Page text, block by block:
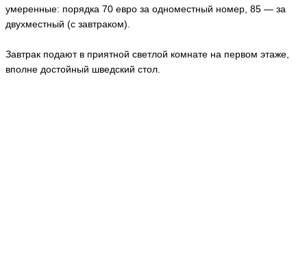
умеренные: порядка 70 евро за одноместный номер, 85 — за
двухместный (с завтраком).
Завтрак подают в приятной светлой комнате на первом этаже,
вполне достойный шведский стол.